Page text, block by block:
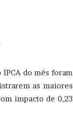
do mês foram
as maiores
impacto de 0,23